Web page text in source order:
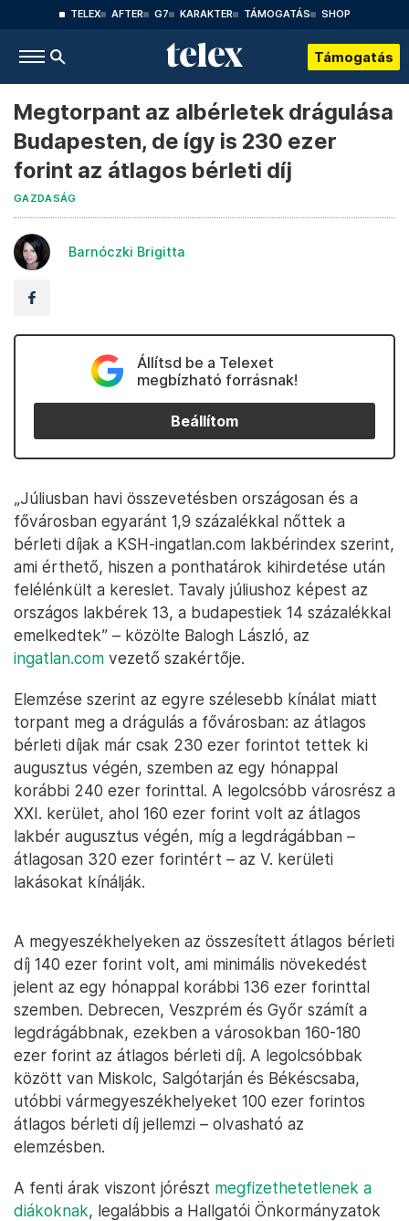
TELEX AFTER G7 KARAKTER TÁMOGATÁS SHOP
Támogatás
Megtorpant az albérletek drágulása
Budapesten, de így is 230 ezer
forint az átlagos bérleti díj
GAZDASÁG
Barnóczki Brigitta
Állítsd be a Telexet
megbízható forrásnak!
Beállítom
„Júliusban havi összevetésben országosan és a
fővárosban egyaránt 1,9 százalékkal nőttek a
bérleti díjak a KSH-ingatlan.com lakbérindex szerint,
ami érthető, hiszen a ponthatárok kihirdetése után
felélénkült a kereslet. Tavaly júliushoz képest az
országos lakbérek 13, a budapestiek 14 százalékkal
emelkedtek” – közölte Balogh László, az
ingatlan.com vezető szakértője.
Elemzése szerint az egyre szélesebb kínálat miatt
torpant meg a drágulás a fővárosban: az átlagos
bérleti díjak már csak 230 ezer forintot tettek ki
augusztus végén, szemben az egy hónappal
korábbi 240 ezer forinttal. A legolcsóbb városrész a
XXI. kerület, ahol 160 ezer forint volt az átlagos
lakbér augusztus végén, míg a legdrágábban –
átlagosan 320 ezer forintért – az V. kerületi
lakásokat kínálják.
A megyeszékhelyeken az összesített átlagos bérleti
díj 140 ezer forint volt, ami minimális növekedést
jelent az egy hónappal korábbi 136 ezer forinttal
szemben. Debrecen, Veszprém és Győr számít a
legdrágábbnak, ezekben a városokban 160-180
ezer forint az átlagos bérleti díj. A legolcsóbbak
között van Miskolc, Salgótarján és Békéscsaba,
utóbbi vármegyeszékhelyeket 100 ezer forintos
átlagos bérleti díj jellemzi – olvasható az
elemzésben.
A fenti árak viszont jórészt megfizethetetlenek a
diákoknak, legalábbis a Hallgatói Önkormányzatok